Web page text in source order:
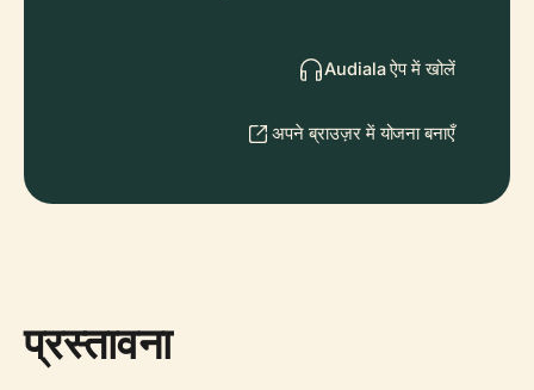
Audiala ऐप में खोलें
अपने ब्राउज़र में योजना बनाएँ
प्रस्तावना